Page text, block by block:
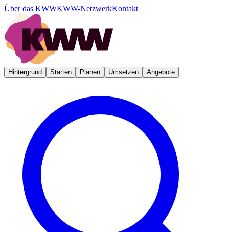
Über das KWWKWW-NetzwerkKontakt
Hintergrund Starten Planen Umsetzen Angebote